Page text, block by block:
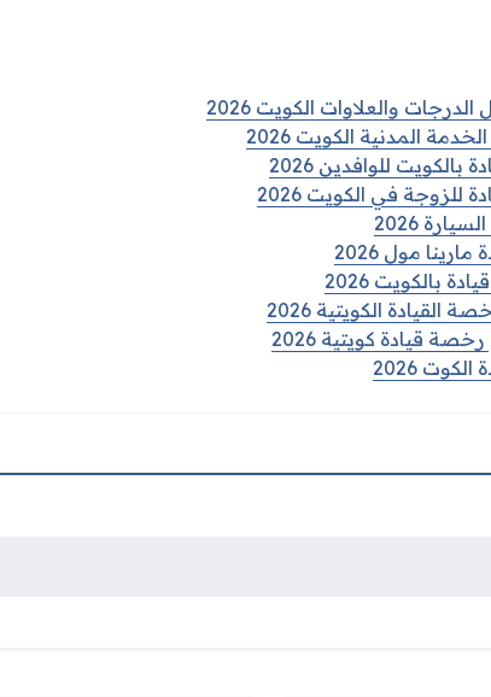
والعلاوات الكويت 2026
المدنية الكويت 2026
للوافدين 2026
في الكويت 2026
2026
مول 2026
بالكويت 2026
الكويتية 2026
قيادة كويتية 2026
2026